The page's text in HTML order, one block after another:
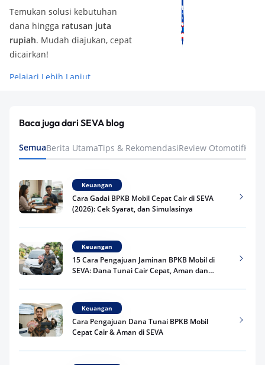
Temukan solusi kebutuhan
dana hingga ratusan juta
rupiah. Mudah diajukan, cepat
dicairkan!
Pelajari Lebih Lanjut
Baca juga dari SEVA blog
SemuaBerita UtamaTips & RekomendasiReview Otomotif
Keuangan
Cara Gadai BPKB Mobil Cepat Cair di SEVA
(2026): Cek Syarat, dan Simulasinya
Keuangan
15 Cara Pengajuan Jaminan BPKB Mobil di
SEVA: Dana Tunai Cair Cepat, Aman dan
Keuangan
Cara Pengajuan Dana Tunai BPKB Mobil
Cepat Cair & Aman di SEVA